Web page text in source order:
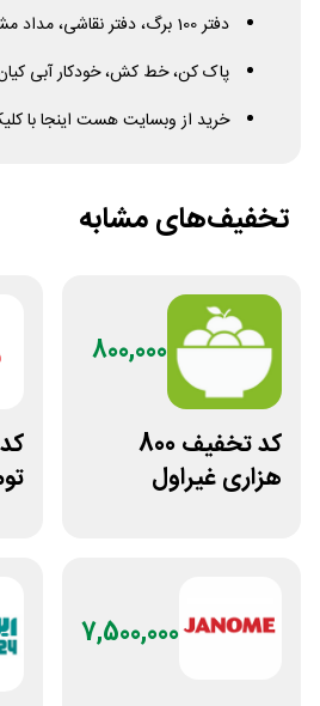
دفتر 100 برگ، دفتر نقاشی، مداد مشکلی و قرمز، جامدادی
پاک کن، خط کش، خودکار آبی
خرید از وبسایت هست اینجا با
تخفیف‌های مشابه
800,000
کد تخفیف 800
هزاری غیراول
7,500,000